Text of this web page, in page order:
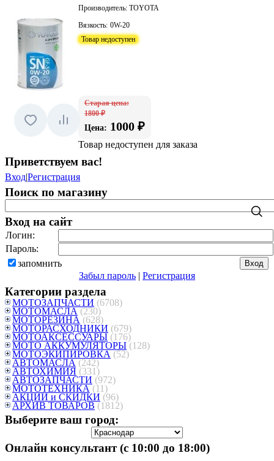
Производитель: TOYOTA
Вязкость: 0W-20
Товар недоступен
Старая цена:
1800 ₽
Цена: 1000 ₽
Товар недоступен для заказа
Приветствуем вас!
Вход|Регистрация
Поиск по магазину
Вход на сайт
Логин:
Пароль:
запомнить
Забыл пароль | Регистрация
Категории раздела
МОТОЗАПЧАСТИ (6708)
МОТОМАСЛА (230)
МОТОРЕЗИНА (628)
МОТОРАСХОДНИКИ (679)
МОТОАКСЕССУАРЫ (176)
МОТО АККУМУЛЯТОРЫ (128)
МОТОЭКИПИРОВКА (52)
АВТОМАСЛА (242)
АВТОХИМИЯ (331)
АВТОЗАПЧАСТИ (972)
МОТОТЕХНИКА (11)
АКЦИИ и СКИДКИ (96)
АРХИВ ТОВАРОВ (1812)
Выберите ваш город:
Онлайн консультант (с 10:00 до 18:00)